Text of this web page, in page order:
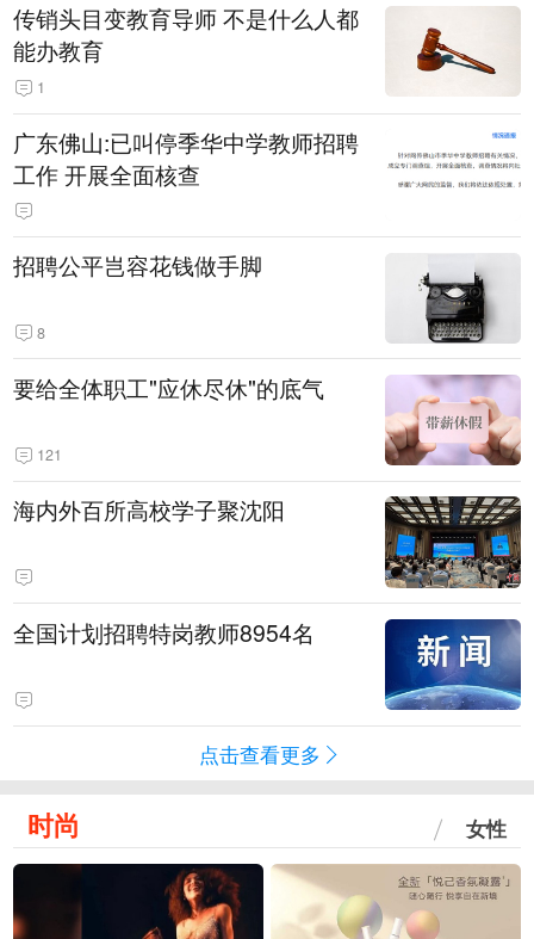
传销头目变教育导师 不是什么人都
能办教育
1
广东佛山:已叫停季华中学教师招聘
工作 开展全面核查
招聘公平岂容花钱做手脚
8
要给全体职工"应休尽休"的底气
121
海内外百所高校学子聚沈阳
全国计划招聘特岗教师8954名
点击查看更多
时尚 女性